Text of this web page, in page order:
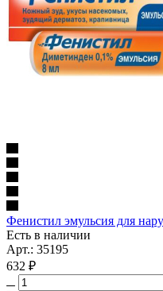
Фенистил эмульсия для
Есть в наличии
Арт.: 35195
632 ₽